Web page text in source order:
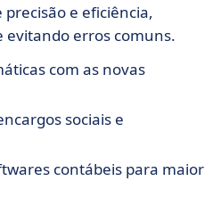
e eficiência,
evitando erros comuns.
com as novas
sociais e
contábeis para maior